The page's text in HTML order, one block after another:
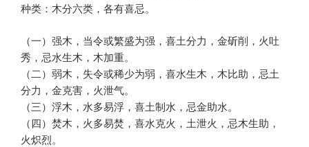
种类：木分六类，各有喜忌。
（一）强木，当令或繁盛为强，喜土分力，金斫削，火吐
秀，忌水生木，木加重。
（二）弱木，失令或稀少为弱，喜水生木，木比助，忌土
分力，金克害，火泄气。
（三）浮木，水多易浮，喜土制水，忌金助水。
（四）焚木，火多易焚，喜水克火，土泄火，忌木生助，
火炽烈。